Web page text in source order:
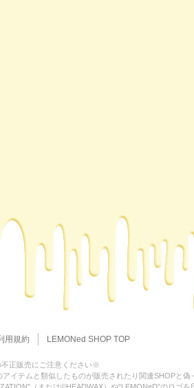
用規約 LEMONed SHOP TOP
正販売にご注意ください※
イテムと類似したものが販売されたり関連SHOPと偽